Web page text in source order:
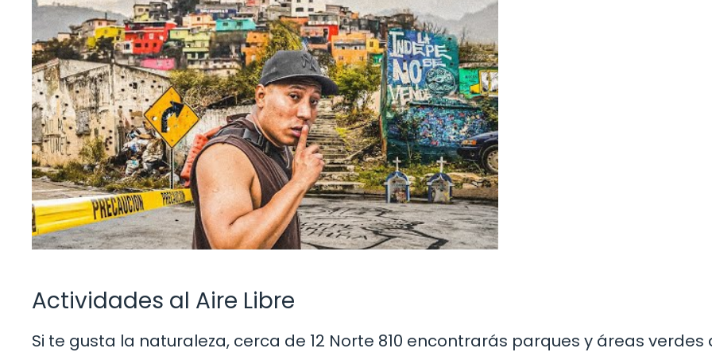
Actividades al Aire Libre
Si te gusta la naturaleza, cerca de 12 Norte 810 encontrarás parques y áreas verdes